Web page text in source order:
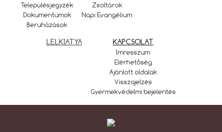
Településjegyzék
Dokumentumok
Beruházások
Zsoltárok
Napi Evangélium
LELKIATYA KAPCSOLAT
Imresszum
Elérhetőség
Ajánlott oldalak
Visszajelzés
Gyermekvédelmi bejelentés